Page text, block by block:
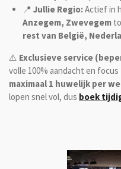
📍 Jullie Regio:Actief in
Anzegem, Zwevegem
rest van België,
⚠️ Exclusieve service
volle 100% aandacht en
maximaal 1 huwelijk per
lopen snel vol, dus boek